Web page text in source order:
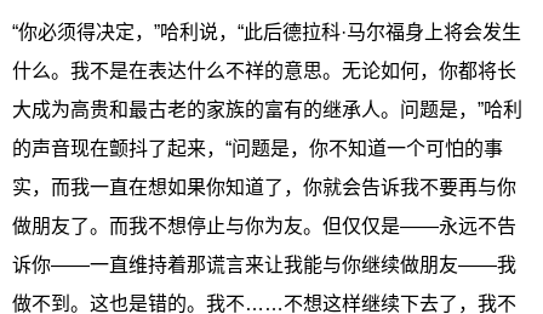
“你必须得决定，”哈利说，“此后德拉科·马尔福身上将会发生
什么。我不是在表达什么不祥的意思。无论如何，你都将长
大成为高贵和最古老的家族的富有的继承人。问题是，”哈利
的声音现在颤抖了起来，“问题是，你不知道一个可怕的事
实，而我一直在想如果你知道了，你就会告诉我不要再与你
做朋友了。而我不想停止与你为友。但仅仅是——永远不告
诉你——一直维持着那谎言来让我能与你继续做朋友——我
做不到。这也是错的。我不……不想这样继续下去了，我不